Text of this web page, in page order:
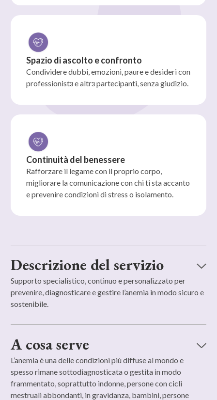
Spazio di ascolto e confronto
Condividere dubbi, emozioni, paure e desideri con
professionistɜ e altrɜ partecipanti, senza giudizio.
Continuità del benessere
Rafforzare il legame con il proprio corpo,
migliorare la comunicazione con chi ti sta accanto
e prevenire condizioni di stress o isolamento.
Descrizione del servizio
Supporto specialistico, continuo e personalizzato per
prevenire, diagnosticare e gestire l’anemia in modo sicuro e
sostenibile.
A cosa serve
L’anemia è una delle condizioni più diffuse al mondo e
spesso rimane sottodiagnosticata o gestita in modo
frammentato, soprattutto indonne, persone con cicli
mestruali abbondanti, in gravidanza, bambini, persone